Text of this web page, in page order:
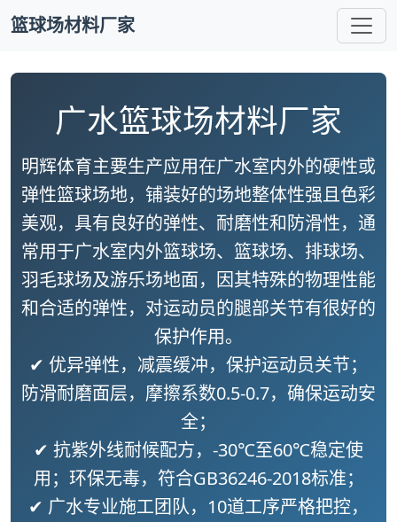
篮球场材料厂家
广水篮球场材料厂家
明辉体育主要生产应用在广水室内外的硬性或
弹性篮球场地，铺装好的场地整体性强且色彩
美观，具有良好的弹性、耐磨性和防滑性，通
常用于广水室内外篮球场、篮球场、排球场、
羽毛球场及游乐场地面，因其特殊的物理性能
和合适的弹性，对运动员的腿部关节有很好的
保护作用。
✔ 优异弹性，减震缓冲，保护运动员关节；
防滑耐磨面层，摩擦系数0.5-0.7，确保运动安
全；
✔ 抗紫外线耐候配方，-30℃至60℃稳定使
用；环保无毒，符合GB36246-2018标准；
✔ 广水专业施工团队，10道工序严格把控，